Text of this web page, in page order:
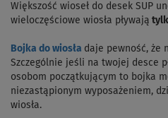
Większość wioseł do desek SUP
wieloczęściowe wiosła pływają
Bojka do wiosła daje pewność, że
Szczególnie jeśli na twojej desce
osobom początkującym to bojka
niezastąpionym wyposażeniem,
wiosła.